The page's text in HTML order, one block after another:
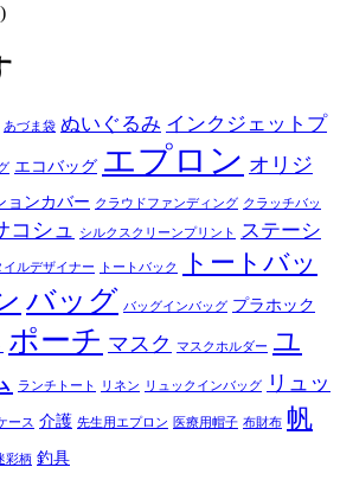
あづま袋 ぬいぐるみ インクジェットプ
エコバッグ エプロン オリジ
ョンカバー クラウドファンディング クラッチバッ
コシュ シルクスクリーンプリント
ステーシ
イルデザイナー トートバック
トートバッ
バッグ バッグインバッグ プラホック
ポーチ マスク マスクホルダー ユ
ランチトート リネン リュックインバッグ
リュッ
ース 介護 先生用エプロン 医療用帽子 布財布 帆
彩柄 釣具